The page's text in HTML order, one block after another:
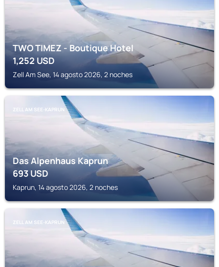
TWO TIMEZ - Boutique Hotel
1,252USD
Zell Am See, 14 agosto 2026, 2 noches
ZELL AM SEE-KAPRUN
Das Alpenhaus Kaprun
693USD
Kaprun, 14 agosto 2026, 2 noches
ZELL AM SEE-KAPRUN